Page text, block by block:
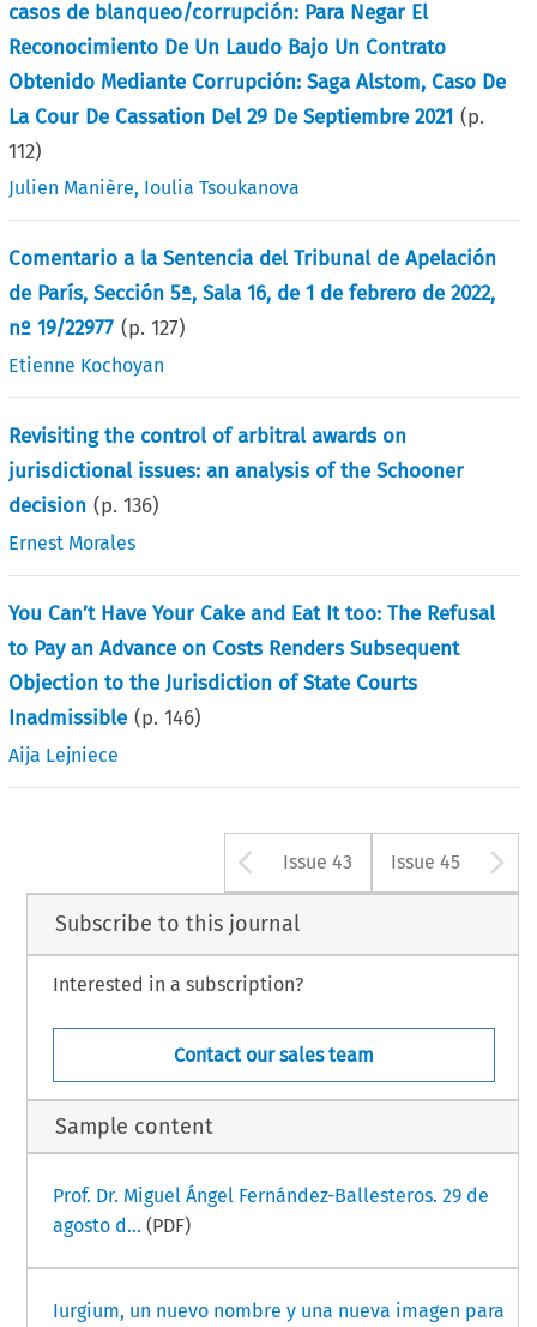
casos de blanqueo/corrupción: Para Negar El
Reconocimiento De Un Laudo Bajo Un Contrato
Obtenido Mediante Corrupción: Saga Alstom, Caso De
La Cour De Cassation Del 29 De Septiembre 2021 (p.
112)
Julien Manière, Ioulia Tsoukanova
Comentario a la Sentencia del Tribunal de Apelación
de París, Sección 5ª, Sala 16, de 1 de febrero de 2022,
nº 19/22977 (p.127)
Etienne Kochoyan
Revisiting the control of arbitral awards on
jurisdictional issues: an analysis of the Schooner
decision (p.136)
Ernest Morales
You Can’t Have Your Cake and Eat It too: The Refusal
to Pay an Advance on Costs Renders Subsequent
Objection to the Jurisdiction of State Courts
Inadmissible (p.146)
Aija Lejniece
Arrow button
Issue 43 Issue 45
Subscribe to this journal
Interested in a subscription?
Contact our sales team
Sample content
Prof. Dr. Miguel Ángel Fernández-Ballesteros. 29 de
agosto d... (PDF)
Iurgium, un nuevo nombre y una nueva imagen para